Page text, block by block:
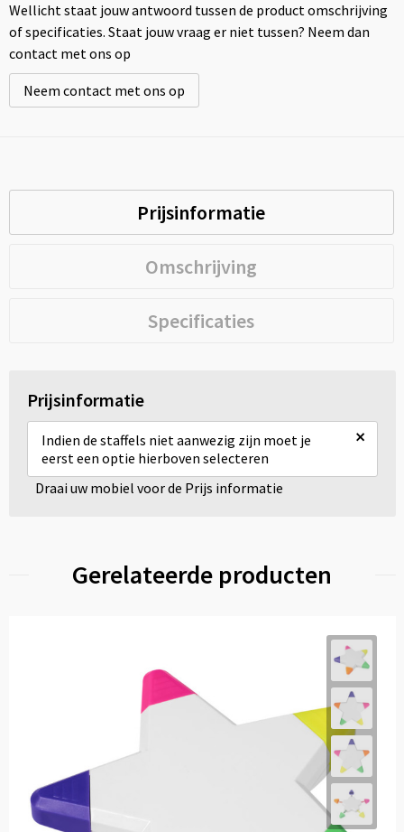
Wellicht staat jouw antwoord tussen de product omschrijving
of specificaties. Staat jouw vraag er niet tussen? Neem dan
contact met ons op
Neem contact met ons op
Prijsinformatie
Omschrijving
Specificaties
Prijsinformatie
Indien de staffels niet aanwezig zijn moet je
eerst een optie hierboven selecteren
×
Draai uw mobiel voor de Prijs informatie
Gerelateerde producten